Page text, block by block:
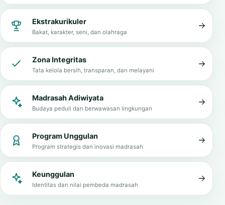
Ekstrakurikuler
Bakat, karakter, seni, dan olahraga
Zona Integritas
Tata kelola bersih, transparan, dan melayani
Madrasah Adiwiyata
Budaya peduli dan berwawasan lingkungan
Program Unggulan
Program strategis dan inovasi madrasah
Keunggulan
Identitas dan nilai pembeda madrasah